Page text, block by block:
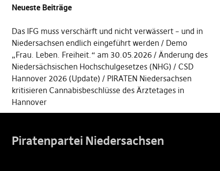
Neueste Beiträge
Das IFG muss verschärft und nicht verwässert – und in
Niedersachsen endlich eingeführt werden
Demo
„Frau. Leben. Freiheit.“ am 30.05.2026
Änderung des
Niedersächsischen Hochschulgesetzes (NHG)
CSD
Hannover 2026 (Update)
PIRATEN Niedersachsen
kritisieren Cannabisbeschlüsse des Ärztetages in
Hannover
Piratenpartei Niedersachsen